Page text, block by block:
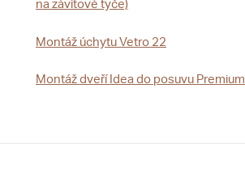
na závitové tyče)
Montáž úchytu Vetro 22
Montáž dveří Idea do posuvu Premium